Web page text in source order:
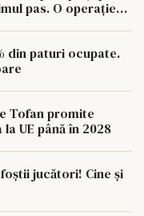
pas. O operație
din paturi ocupate.
Tofan promite
UE până în 2028
jucători! Cine și